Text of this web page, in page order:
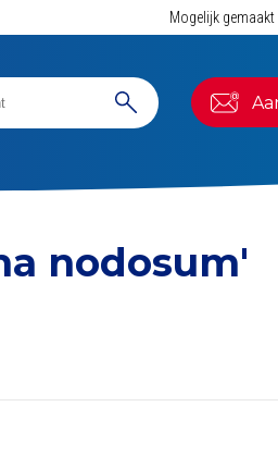
Mogelijk
nodosum'